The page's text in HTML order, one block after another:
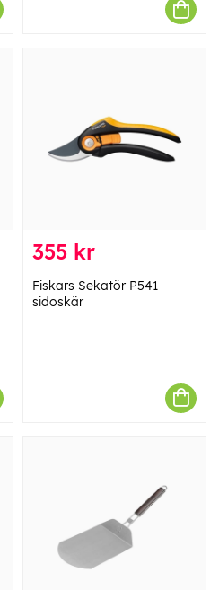
355 kr
Fiskars Sekatör P541
sidoskär